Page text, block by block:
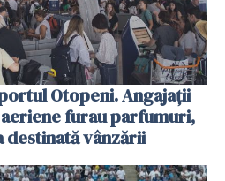
Otopeni. Angajații
furau parfumuri,
destinată vânzării